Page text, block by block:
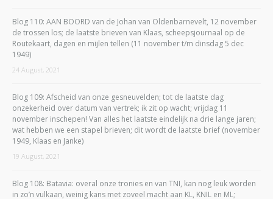
Blog 110: AAN BOORD van de Johan van Oldenbarnevelt, 12 november
de trossen los; de laatste brieven van Klaas, scheepsjournaal op de
Routekaart, dagen en mijlen tellen (11 november t/m dinsdag 5 dec
1949)
24 August, 2021
Blog 109: Afscheid van onze gesneuvelden; tot de laatste dag
onzekerheid over datum van vertrek; ik zit op wacht; vrijdag 11
november inschepen! Van alles het laatste eindelijk na drie lange jaren;
wat hebben we een stapel brieven; dit wordt de laatste brief (november
1949, Klaas en Janke)
19 August, 2021
Blog 108: Batavia: overal onze tronies en van TNI, kan nog leuk worden
in zo’n vulkaan, weinig kans met zoveel macht aan KL, KNIL en ML;